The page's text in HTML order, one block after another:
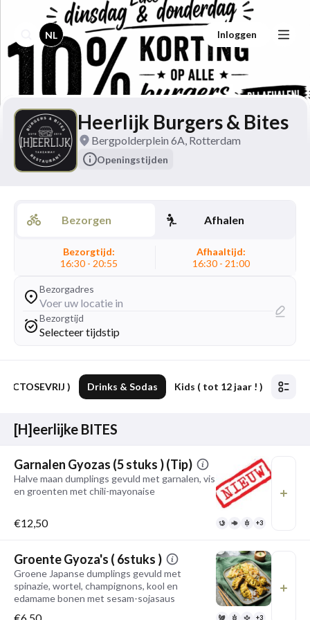
NL Inloggen
Heerlijk Burgers & Bites
Bergpolderplein 6A, Rotterdam
Openingstijden
Bezorgen Afhalen
Bezorgtijd:
16:30 - 20:55
Afhaaltijd:
16:30 - 21:00
Bezorgadres
Voer uw locatie in
Bezorgtijd
Selecteer tijdstip
) Drinks & Sodas Kids ( tot 12 jaar ! )
[H]eerlijke BITES
Garnalen Gyozas (5 stuks ) (Tip)
Halve maan dumplings gevuld met garnalen, vis
en groenten met chili-mayonaise
€12,50 +3
Groente Gyoza's ( 6stuks )
Groene Japanse dumplings gevuld met
spinazie, wortel, champignons, kool en
edamame bonen met sesam-sojasaus
+3